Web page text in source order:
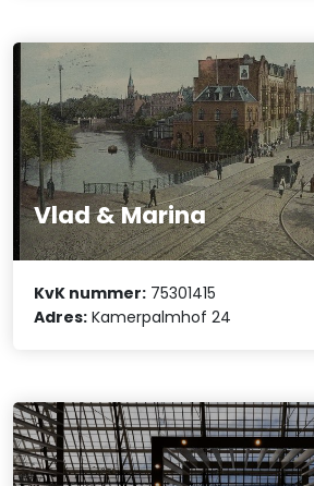
Vlad & Marina
KvK nummer: 75301415
Adres: Kamerpalmhof 24